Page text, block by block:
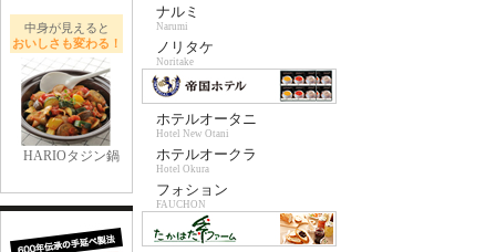
中身が見えると
おいしさも変わる！
HARIOタジン鍋
ナルミ
Narumi
ノリタケ
Noritake
ホテルオータニ
Hotel New Otani
ホテルオークラ
Hotel Okura
フォション
FAUCHON